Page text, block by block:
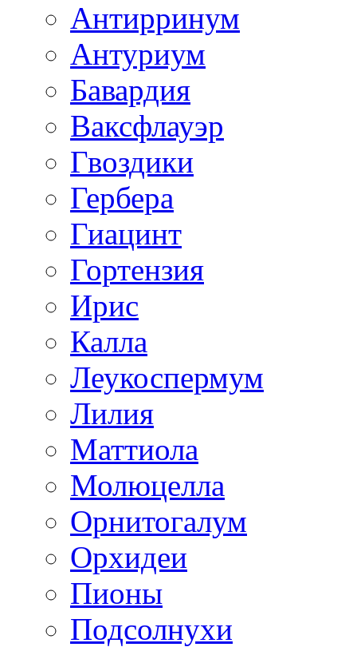
Антирринум
Антуриум
Бавардия
Ваксфлауэр
Гвоздики
Гербера
Гиацинт
Гортензия
Ирис
Калла
Леукоспермум
Лилия
Маттиола
Молюцелла
Орнитогалум
Орхидеи
Пионы
Подсолнухи